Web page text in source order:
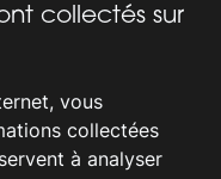
collectés sur
vous
collectées
à analyser